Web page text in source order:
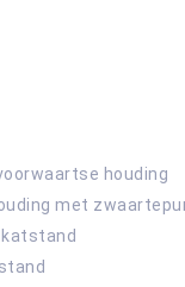
houding
met
katstand